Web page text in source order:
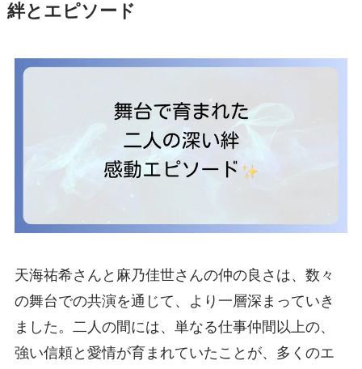
絆とエピソード
天海祐希さんと麻乃佳世さんの仲の良さは、数々
の舞台での共演を通じて、より一層深まっていき
ました。二人の間には、単なる仕事仲間以上の、
強い信頼と愛情が育まれていたことが、多くのエ